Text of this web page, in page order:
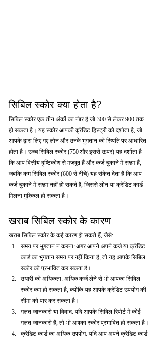
सिबिल स्कोर क्या होता है?
सिबिल स्कोर एक तीन अंकों का नंबर है जो 300 से लेकर 900 तक
हो सकता है। यह स्कोर आपकी क्रेडिट हिस्ट्री को दर्शाता है, जो
आपके द्वारा लिए गए लोन और उनके भुगतान की स्थिति पर आधारित
होता है। उच्च सिबिल स्कोर (750 और इससे ऊपर) यह दर्शाता है
कि आप वित्तीय दृष्टिकोण से मजबूत हैं और कर्ज चुकाने में सक्षम हैं,
जबकि कम सिबिल स्कोर (600 से नीचे) यह संकेत देता है कि आप
कर्ज चुकाने में सक्षम नहीं हो सकते हैं, जिससे लोन या क्रेडिट कार्ड
मिलना मुश्किल हो सकता है।
खराब सिबिल स्कोर के कारण
खराब सिबिल स्कोर के कई कारण हो सकते हैं, जैसे:
समय पर भुगतान न करना: अगर आपने अपने कर्ज या क्रेडिट
कार्ड का भुगतान समय पर नहीं किया है, तो यह आपके सिबिल
स्कोर को प्रभावित कर सकता है।
उधारी की अधिकता: अधिक कर्ज लेने से भी आपका सिबिल
स्कोर कम हो सकता है, क्योंकि यह आपके क्रेडिट उपयोग की
सीमा को पार कर सकता है।
गलत जानकारी या विवाद: यदि आपके सिबिल रिपोर्ट में कोई
गलत जानकारी है, तो भी आपका स्कोर प्रभावित हो सकता है।
क्रेडिट कार्ड का अधिक उपयोग: यदि आप अपने क्रेडिट कार्ड